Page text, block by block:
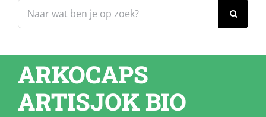
naar:
Webshop
Blog
Diensten
ARKOCAPS
ARTISJOK BIO